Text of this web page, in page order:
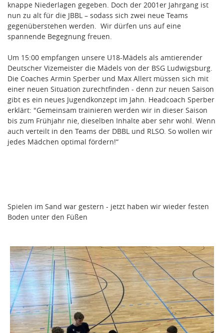
knappe Niederlagen gegeben. Doch der 2001er Jahrgang ist
nun zu alt für die JBBL – sodass sich zwei neue Teams
gegenüberstehen werden. Wir dürfen uns auf eine
spannende Begegnung freuen.
Um 15:00 empfangen unsere U18-Mädels als amtierender
Deutscher Vizemeister die Mädels von der BSG Ludwigsburg.
Die Coaches Armin Sperber und Max Allert müssen sich mit
einer neuen Situation zurechtfinden - denn zur neuen Saison
gibt es ein neues Jugendkonzept im Jahn. Headcoach Sperber
erklärt: "Gemeinsam trainieren werden wir in dieser Saison
bis zum Frühjahr nie, dieselben Inhalte aber sehr wohl. Wenn
auch verteilt in den Teams der DBBL und RLSO. So wollen wir
jedes Mädchen optimal fördern!“
Spielen im Sand war gestern - jetzt haben wir wieder festen
Boden unter den Füßen